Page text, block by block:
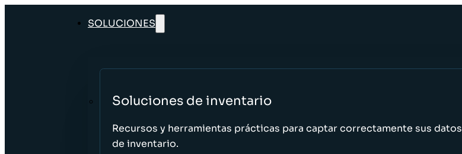
SOLUCIONES
Soluciones de inventario
Recursos y herramientas prácticas para captar correctamente sus datos
de inventario.